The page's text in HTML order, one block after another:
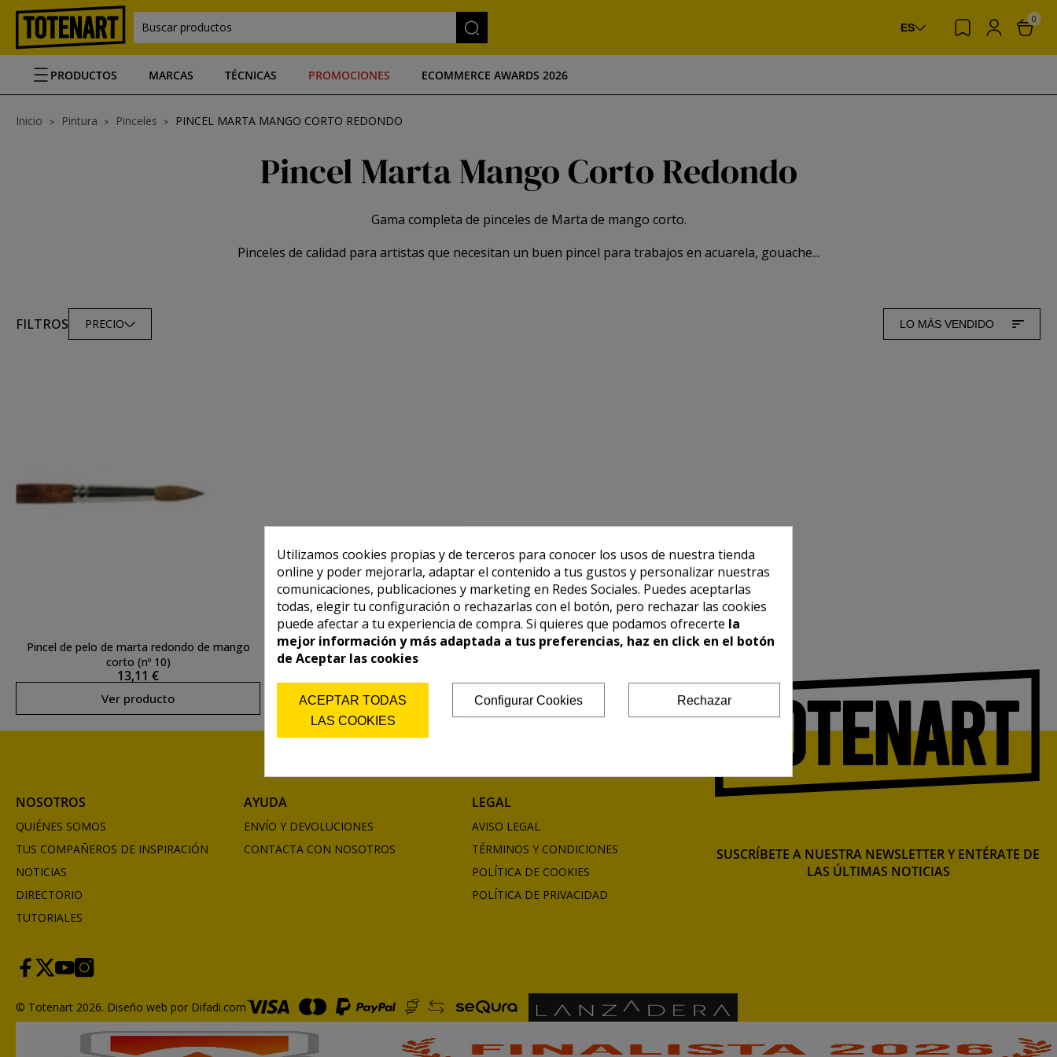
Buscar productos ES
0
PRODUCTOS MARCAS TÉCNICAS PROMOCIONES ECOMMERCE AWARDS 2026
Inicio Pintura Pinceles PINCEL MARTA MANGO CORTO REDONDO
Pincel Marta Mango Corto Redondo
Gama completa de pinceles de Marta de mango corto.
Pinceles de calidad para artistas que necesitan un buen pincel para trabajos en acuarela, gouache...
FILTROS PRECIO LO MÁS VENDIDO
Pincel de pelo de marta redondo de mango
corto (nº 10)
13,11 €
Ver producto
NOSOTROS
QUIÉNES SOMOS
TUS COMPAÑEROS DE INSPIRACIÓN
NOTICIAS
DIRECTORIO
TUTORIALES
AYUDA
ENVÍO Y DEVOLUCIONES
CONTACTA CON NOSOTROS
LEGAL
AVISO LEGAL
TÉRMINOS Y CONDICIONES
POLÍTICA DE COOKIES
POLÍTICA DE PRIVACIDAD
SUSCRÍBETE A NUESTRA NEWSLETTER Y ENTÉRATE DE
LAS ÚLTIMAS NOTICIAS
© Totenart 2026. Diseño web por Difadi.com
Utilizamos cookies propias y de terceros para conocer los usos de nuestra tienda
online y poder mejorarla, adaptar el contenido a tus gustos y personalizar nuestras
comunicaciones, publicaciones y marketing en Redes Sociales. Puedes aceptarlas
todas, elegir tu configuración o rechazarlas con el botón, pero rechazar las cookies
puede afectar a tu experiencia de compra. Si quieres que podamos ofrecerte la
mejor información y más adaptada a tus preferencias, haz en click en el botón
de Aceptar las cookies
ACEPTAR TODAS
LAS COOKIES
Configurar Cookies Rechazar